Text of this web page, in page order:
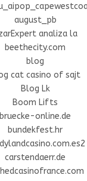
august_pb
analiza la
beethecity.com
blog
cat casino of sajt
Blog Lk
Boom Lifts
bruecke-online.de
bundekfest.hr
carstendaerr.de